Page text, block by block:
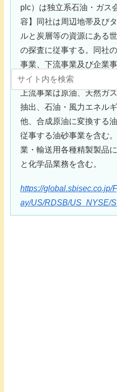
plc）は独立系石油・ガス
容】同社は周辺地帯及び
ルと炭層等の資源にある
の探査に従事する。同社
事業、下流事業及び企業
業は世界中の販売用天然
上流事業は原油、天然ガ
抽出、石油・風力エネル
他、合成原油に変換する
従事する油砂事業を含む
業・輸送用各種精製製品
と化学品業務を含む。
https://global.sbisec.co.jp/
ay/US/RDSB/US_NYSE/